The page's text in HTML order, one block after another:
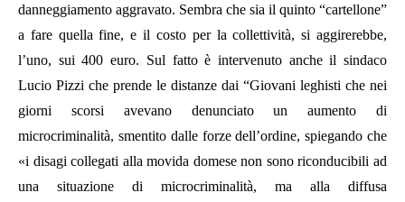
danneggiamento aggravato. Sembra che sia il quinto “cartellone”
a fare quella fine, e il costo per la collettività, si aggirerebbe,
l’uno, sui 400 euro. Sul fatto è intervenuto anche il sindaco
Lucio Pizzi che prende le distanze dai “Giovani leghisti che nei
giorni scorsi avevano denunciato un aumento di
microcriminalità, smentito dalle forze dell’ordine, spiegando che
«i disagi collegati alla movida domese non sono riconducibili ad
una situazione di microcriminalità, ma alla diffusa